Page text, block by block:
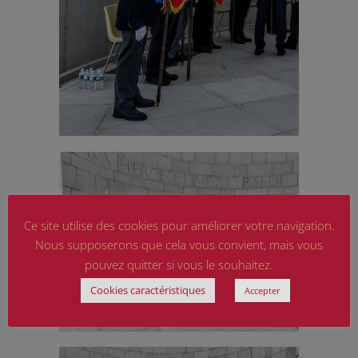
Ce site utilise des cookies pour améliorer votre navigation.
Nous supposerons que cela vous convient, mais vous
pouvez quitter si vous le souhaitez.
Cookies caractéristiques Accepter